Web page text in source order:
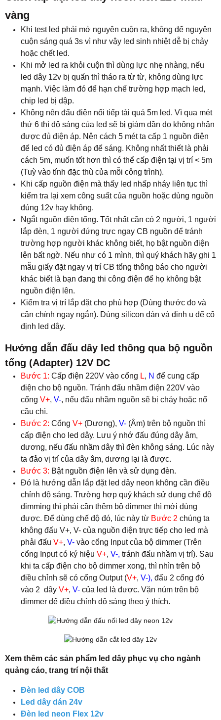
vàng
Khi test led phải mở nguyên cuộn ra, không để nguyên
cuộn sáng quá 3s vì như vậy led sinh nhiệt dễ bị chảy
hoặc chết led.
Khi mở led ra khỏi cuộn thì dùng lực nhẹ nhàng, nếu
led dây 12v bị quấn thì tháo ra từ từ, không dùng lực
mạnh. Việc làm đó để hạn chế trường hợp mạch led,
chip led bị dập.
Không nên đấu điện nối tiếp tải quá 5m led. Vì qua mét
thứ 6 thì độ sáng của led sẽ bị giảm dần do không nhận
được đủ điện áp. Nên cách 5 mét ta cấp 1 nguồn điện
để led có đủ điện áp để sáng. Không nhất thiết là phải
cách 5m, muốn tốt hơn thì có thể cấp điện tại vị trí < 5m
(Tuỳ vào tính đặc thù của mỗi công trình).
Khi cấp nguồn điện mà thấy led nhấp nháy liên tục thì
kiểm tra lại xem công suất của nguồn hoặc dùng nguồn
đúng 12v hay không.
Ngắt nguồn điện tổng. Tốt nhất cần có 2 người, 1 người
lắp đèn, 1 người đứng trực ngay CB nguồn để tránh
trường hợp người khác không biết, họ bật nguồn điện
lên bất ngờ. Nếu như có 1 mình, thì quý khách hãy ghi 1
mẫu giấy đặt ngay vị trí CB tổng thông báo cho người
khác biết là bạn đang thi công điện để họ không bật
nguồn điện lên.
Kiểm tra vị trí lắp đặt cho phù hợp (Dùng thước đo và
cân chỉnh ngay ngắn). Dùng silicon dán và đinh u để cố
định led dây.
Hướng dẫn đấu dây led thông qua bộ nguồn
tổng (Adapter) 12V DC
Bước 1: Cấp điện 220V vào cổng L, N để cung cấp
điện cho bộ nguồn. Tránh đấu nhầm điện 220V vào
cổng V+, V-, nếu đấu nhầm nguồn sẽ bị cháy hoặc nổ
cầu chì.
Bước 2: Cổng V+ (Dương), V- (Âm) trên bộ nguồn thì
cấp điện cho led dây. Lưu ý nhớ đấu đúng dây âm,
dương, nếu đấu nhầm dây thì đèn không sáng. Lúc này
ta đảo vị trí của dây âm, dương lại là được.
Bước 3: Bật nguồn điện lên và sử dụng đèn.
Đó là hướng dẫn lắp đặt led dây neon không cần điều
chỉnh độ sáng. Trường hợp quý khách sử dụng chế độ
dimming thì phải cần thêm bộ dimmer thì mới dùng
được. Để dùng chế độ đó, lúc này từ Bước 2 chúng ta
không đấu V+, V- của nguồn điện trực tiếp cho led mà
phải đấu V+, V- vào cổng Input của bộ dimmer (Trên
cổng Input có ký hiệu V+, V-, tránh đấu nhầm vị trí). Sau
khi ta cấp điện cho bộ dimmer xong, thì nhìn trên bộ
điều chỉnh sẽ có cổng Output (V+, V-), đấu 2 cổng đó
vào 2 dây V+, V- của led là được. Vặn núm trên bộ
dimmer để điều chỉnh độ sáng theo ý thích.
Xem thêm các sản phẩm led dây phục vụ cho ngành
quảng cáo, trang trí nội thất
Đèn led dây COB
Led dây dán 24v
Đèn led neon Flex 12v